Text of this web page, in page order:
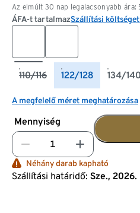
Az elmúlt 30 nap legalacsonyabb ára:
ÁFA-t tartalmazSzállítási
110/116 122/128 134/140
A megfelelő méret meghatározása
Mennyiség
Néhány darab kapható
Szállítási határidő: Sze., 2026.